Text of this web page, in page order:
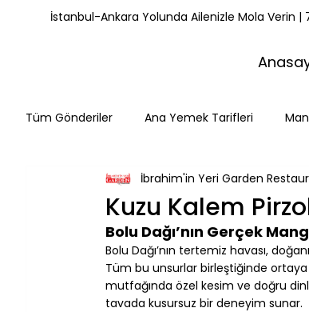
İstanbul-Ankara Yolunda Ailenizle Mola Verin |
Tüm Gönderiler Ana Yemek Tarifleri
Misafirlerimiz Kahvaltı Tarifleri
Mola Noktaları Bolu Mutfağı Doğa
Kuzu Kalem
İbrahim'in Yeri Garden
Bolu Dağı’nın Gerçek
Bolu Dağı’nın tertemiz havası,
Tüm bu unsurlar birleştiğinde
mutfağında özel kesim ve doğru
tavada kusursuz bir deneyim sunar.